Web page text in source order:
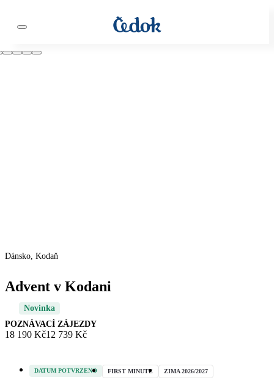
Dánsko, Kodaň
Advent v Kodani
Novinka
POZNÁVACÍ ZÁJEZDY
18 190 Kč12 739 Kč
DATUM POTVRZENO FIRST MINUTE ZIMA 2026/2027